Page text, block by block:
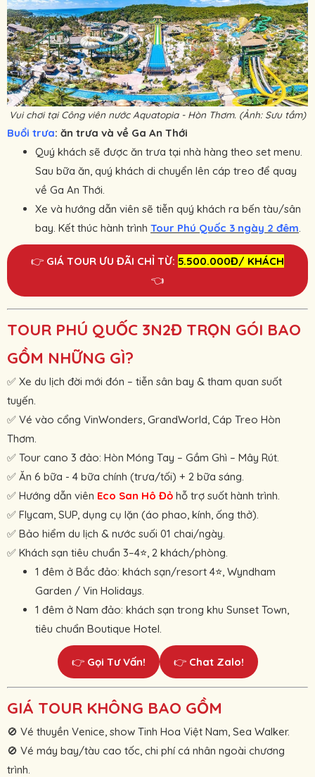
Vui chơi tại Công viên nước Aquatopia - Hòn Thơm. (Ảnh: Sưu tầm)
Buổi trưa: ăn trưa và về Ga An Thới
Quý khách sẽ được ăn trưa tại nhà hàng theo set menu.
Sau bữa ăn, quý khách di chuyển lên cáp treo để quay
về Ga An Thới.
Xe và hướng dẫn viên sẽ tiễn quý khách ra bến tàu/sân
bay. Kết thúc hành trình Tour Phú Quốc 3 ngày 2 đêm.
👉 GIÁ TOUR ƯU ĐÃI CHỈ TỪ: 5.500.000Đ/ KHÁCH
👈
TOUR PHÚ QUỐC 3N2Đ TRỌN GÓI BAO
GỒM NHỮNG GÌ?
✅ Xe du lịch đời mới đón – tiễn sân bay & tham quan suốt
tuyến.
✅ Vé vào cổng VinWonders, GrandWorld, Cáp Treo Hòn
Thơm.
✅ Tour cano 3 đảo: Hòn Móng Tay – Gầm Ghì – Mây Rút.
✅ Ăn 6 bữa - 4 bữa chính (trưa/tối) + 2 bữa sáng.
✅ Hướng dẫn viên Eco San Hô Đỏ hỗ trợ suốt hành trình.
✅ Flycam, SUP, dụng cụ lặn (áo phao, kính, ống thở).
✅ Bảo hiểm du lịch & nước suối 01 chai/ngày.
✅ Khách sạn tiêu chuẩn 3–4⭐, 2 khách/phòng.
1 đêm ở Bắc đảo: khách sạn/resort 4⭐, Wyndham
Garden / Vin Holidays.
1 đêm ở Nam đảo: khách sạn trong khu Sunset Town,
tiêu chuẩn Boutique Hotel.
👉 Gọi Tư Vấn! 👉 Chat Zalo!
GIÁ TOUR KHÔNG BAO GỒM
🚫 Vé thuyền Venice, show Tinh Hoa Việt Nam, Sea Walker.
🚫 Vé máy bay/tàu cao tốc, chi phí cá nhân ngoài chương
trình.